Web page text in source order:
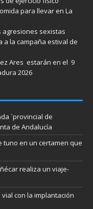
para llevar en La
sexistas
a la campaña estival de
Ares estarán en el 9
2026
`provincial de
de Andalucía
tuno en un certamen que
realiza un viaje-
con la implantación